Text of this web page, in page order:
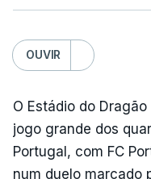
OUVIR
O Estádio do
jogo grande dos
Portugal, com FC
num duelo marcado